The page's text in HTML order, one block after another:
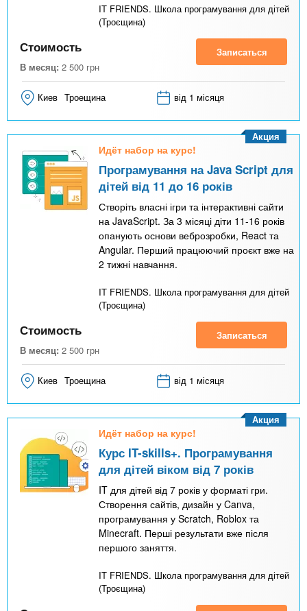
IT FRIENDS. Школа програмування для дітей
(Троєщина)
Стоимость
В месяц: 2 500 грн
Записаться
Киев Троещина від 1 місяця
Идёт набор на курс!
Програмування на Java Script для
дітей від 11 до 16 років
Створіть власні ігри та інтерактивні сайти
на JavaScript. За 3 місяці діти 11-16 років
опанують основи веброзробки, React та
Angular. Перший працюючий проєкт вже на
2 тижні навчання.
IT FRIENDS. Школа програмування для дітей
(Троєщина)
Акция
Стоимость
В месяц: 2 500 грн
Записаться
Киев Троещина від 1 місяця
Идёт набор на курс!
Курс IT-skills+. Програмування
для дітей віком від 7 років
IT для дітей від 7 років у форматі гри.
Створення сайтів, дизайн у Canva,
програмування у Scratch, Roblox та
Minecraft. Перші результати вже після
першого заняття.
IT FRIENDS. Школа програмування для дітей
(Троєщина)
Акция